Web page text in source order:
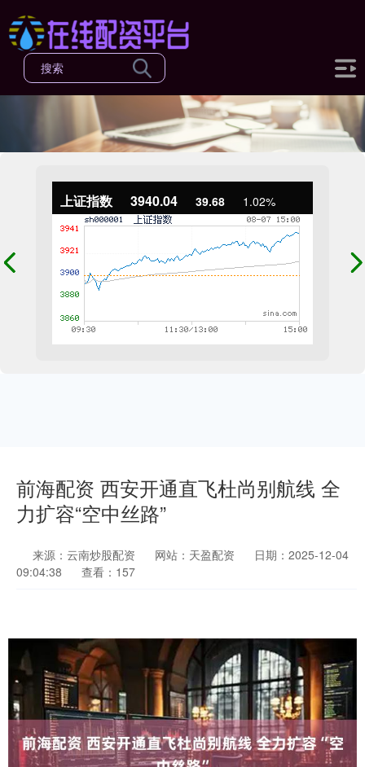
上证指数 3940.04 39.68 1.02%
前海配资 西安开通直飞杜尚别航线 全
力扩容“空中丝路”
来源：云南炒股配资 网站：天盈配资
日期：2025-12-04
09:04:38
查看：157